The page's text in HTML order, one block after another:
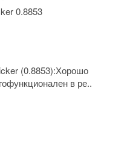
0.8853
(0.8853):Хорошо
в ре..